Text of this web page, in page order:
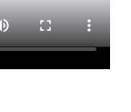
化落地升级。未
交流合作，引领